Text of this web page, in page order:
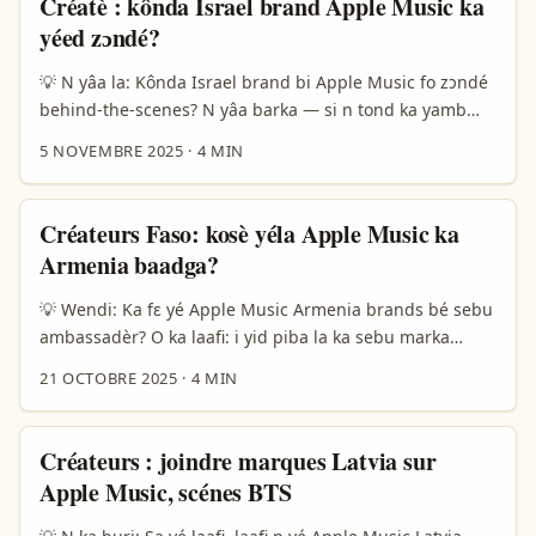
réseaux à fouiller, et comment pitcher un collab qui
paye. ...
yéed zɔndé?
💡 N yâa la: Kônda Israel brand bi Apple Music fo zɔndé
behind-the-scenes? N yâa barka — si n tond ka yamb
Apple Music la, n kâ tãa yâa suudu. Sɛbga n panga fo:
Apple Music laŋ, brand managers, hotel curation (Mileo
Luxury Hotel) ni artist distribution (Yasam Ayavefe) ye
important. Mileo Luxury Hotel la music curation yaa kô
bɛnga, Yasam Ayavefe tracks la Apple Music ni 25
platform wa la ka fon ya — fon dɛn ka barka maana di. ...
5 NOVEMBRE 2025 · 4 MIN
Créateurs Faso: kosè yéla Apple Music ka
Armenia baadga?
💡 Wendi: Ka fɛ yé Apple Music Armenia brands bé sebu
ambassadèr? O ka laafi: i yid piba la ka sebu marka
ka wenda ye yande zuga: nafa i ka suudu profile, nafa i
ka fɔli playlist, nafa i ka tond sabri PR/label — o biiga
yamb la. Réalité: marka ni campaigns bɛ yamb la bagre
packaging ni promotion (ref: Reference Content) — i ka
yɛlga suubu ni interaction; sa kampanye ka attiri
130.000 interactions, wa zɔnga yi wend taaba. ...
21 OCTOBRE 2025 · 4 MIN
Créateurs : joindre marques Latvia sur
Apple Music, scénes BTS